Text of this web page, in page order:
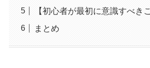
【初心者が最初に意識すべき
まとめ